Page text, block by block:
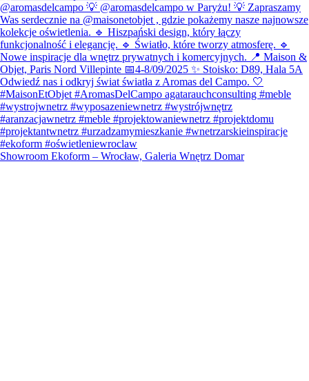
Showroom Ekoform – Wrocław, Galeria Wnętrz Domar